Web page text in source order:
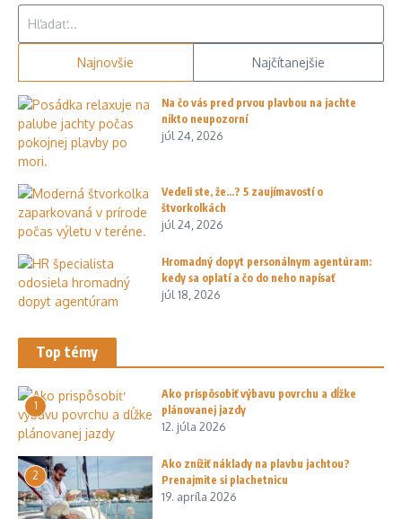
Najnovšie Najčítanejšie
Na čo vás pred prvou plavbou na jachte
nikto neupozorní
júl 24, 2026
Vedeli ste, že…? 5 zaujímavostí o
štvorkolkách
júl 24, 2026
Hromadný dopyt personálnym agentúram:
kedy sa oplatí a čo do neho napísať
júl 18, 2026
Top témy
1
Ako prispôsobiť výbavu povrchu a dĺžke
plánovanej jazdy
12. júla 2026
2
Ako znížiť náklady na plavbu jachtou?
Prenajmite si plachetnicu
19. apríla 2026